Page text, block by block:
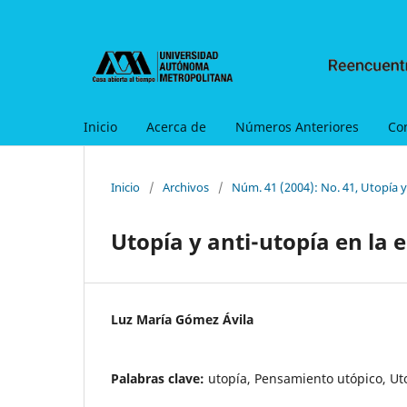
Inicio Acerca de Números Anteriores
Inicio / Archivos / Núm. 41 (2004): No. 41, Utopía
Utopía y anti-utopía en la
Luz María Gómez Ávila
Palabras clave: utopía, Pensamiento utópico,